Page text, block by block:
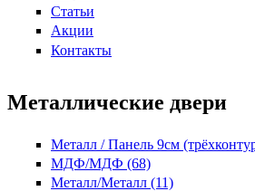
Статьи
Акции
Контакты
Металлические двери
Металл / Панель 9см
МДФ/МДФ (68)
Металл/Металл (11)